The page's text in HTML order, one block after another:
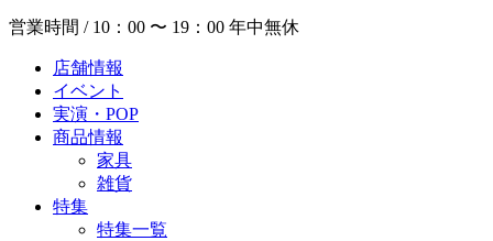
営業時間 / 10：00 〜 19：00 年中無休
店舗情報
イベント
実演・POP
商品情報
家具
雑貨
特集
特集一覧